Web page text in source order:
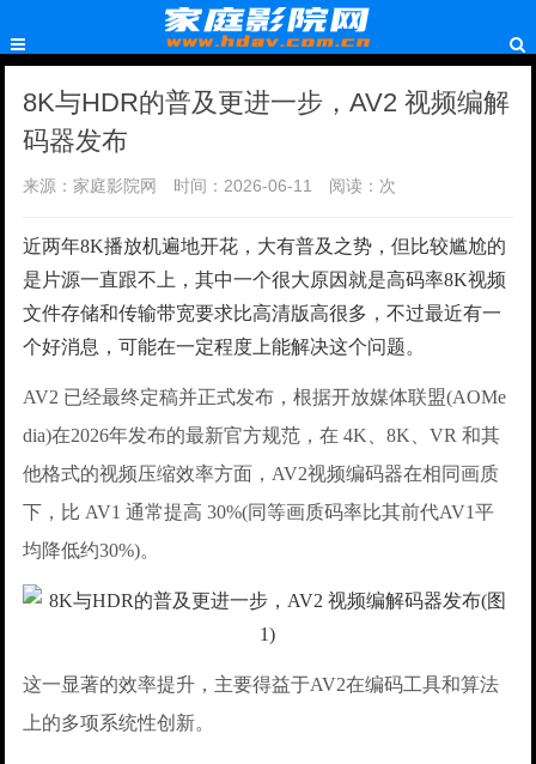
8K与HDR的普及更进一步，AV2 视频编解
码器发布
来源：家庭影院网 时间：2026-06-11 阅读： 次
近两年8K播放机遍地开花，大有普及之势，但比较尴尬的
是片源一直跟不上，其中一个很大原因就是高码率8K视频
文件存储和传输带宽要求比高清版高很多，不过最近有一
个好消息，可能在一定程度上能解决这个问题。
AV2 已经最终定稿并正式发布，根据开放媒体联盟(AOMe
dia)在2026年发布的最新官方规范，在 4K、8K、VR 和其
他格式的视频压缩效率方面，AV2视频编码器在相同画质
下，比 AV1 通常提高 30%(同等画质码率比其前代AV1平
均降低约30%)。
这一显著的效率提升，主要得益于AV2在编码工具和算法
上的多项系统性创新。